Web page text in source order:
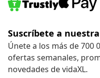
Vive